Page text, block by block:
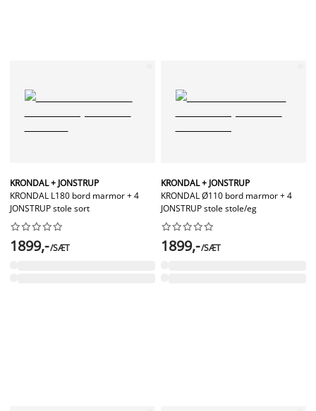
KRONDAL + JONSTRUP
KRONDAL L180 bord marmor + 4
JONSTRUP stole sort






1899,-/SÆT
KRONDAL + JONSTRUP
KRONDAL Ø110 bord marmor + 4
JONSTRUP stole stole/eg






1899,-/SÆT